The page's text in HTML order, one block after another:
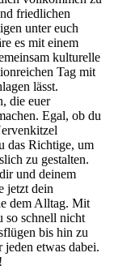
friedlichen
unter euch
es mit einem
kulturelle
Tag mit
lässt.
die euer
Egal, ob du
das Richtige, um
zu gestalten.
und deinem
jetzt dein
dem Alltag. Mit
so schnell nicht
bis hin zu
etwas dabei.